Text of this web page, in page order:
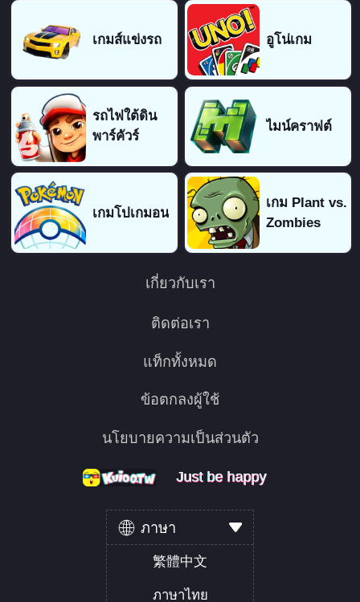
เกมส์แข่งรถ อูโน่เกม
รถไฟใต้ดิน
พาร์คัวร์
ไมน์คราฟต์
เกมโปเกมอน
เกม Plant vs.
Zombies
เกี่ยวกับเรา
ติดต่อเรา
แท็กทั้งหมด
ข้อตกลงผู้ใช้
นโยบายความเป็นส่วนตัว
Just be happy
Just be happy
Just be happy
ภาษา
繁體中文
ภาษาไทย